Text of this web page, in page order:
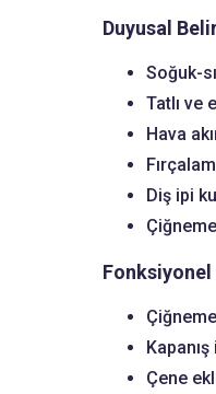
Duyusal
Soğuk-
Tatlı ve
Hava
Diş ipi
Çene